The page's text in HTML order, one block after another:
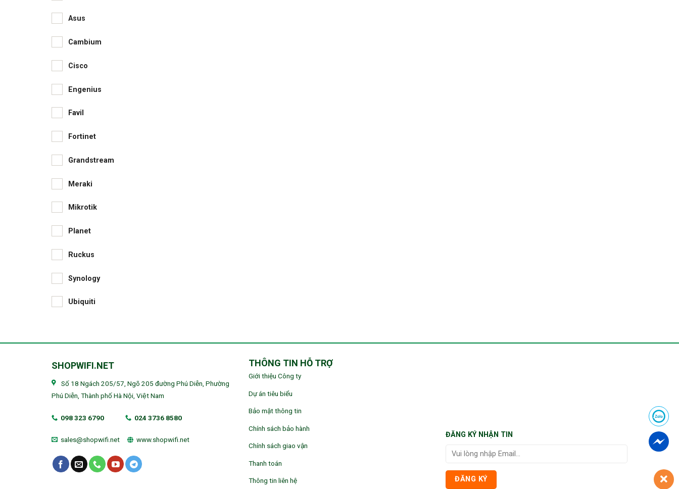
Asus
Cambium
Cisco
Engenius
Favil
Fortinet
Grandstream
Meraki
Mikrotik
Planet
Ruckus
Synology
Ubiquiti
SHOPWIFI.NET
Số 18 Ngách 205/57, Ngõ 205 đường Phú Diễn, Phường
Phú Diễn, Thành phố Hà Nội, Việt Nam
098 323 6790 024 3736 8580
sales@shopwifi.net www.shopwifi.net
THÔNG TIN HỖ TRỢ
Giới thiệu Công ty
Dự án tiêu biểu
Bảo mật thông tin
Chính sách bảo hành
Chính sách giao vận
Thanh toán
Thông tin liên hệ
ĐĂNG KÝ NHẬN TIN